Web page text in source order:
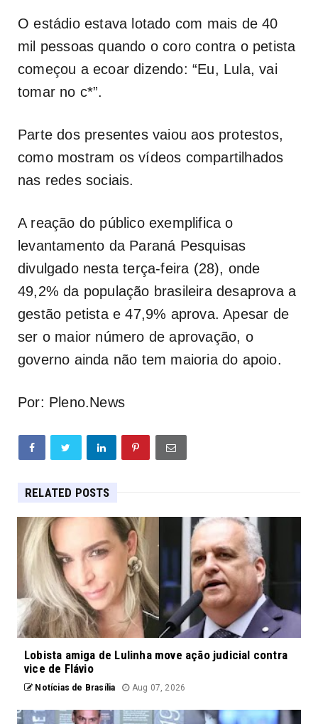
O estádio estava lotado com mais de 40
mil pessoas quando o coro contra o petista
começou a ecoar dizendo: “Eu, Lula, vai
tomar no c*”.
Parte dos presentes vaiou aos protestos,
como mostram os vídeos compartilhados
nas redes sociais.
A reação do público exemplifica o
levantamento da Paraná Pesquisas
divulgado nesta terça-feira (28), onde
49,2% da população brasileira desaprova a
gestão petista e 47,9% aprova. Apesar de
ser o maior número de aprovação, o
governo ainda não tem maioria do apoio.
Por: Pleno.News
RELATED POSTS
Lobista amiga de Lulinha move ação judicial contra
vice de Flávio
Notícias de Brasília Aug 07, 2026